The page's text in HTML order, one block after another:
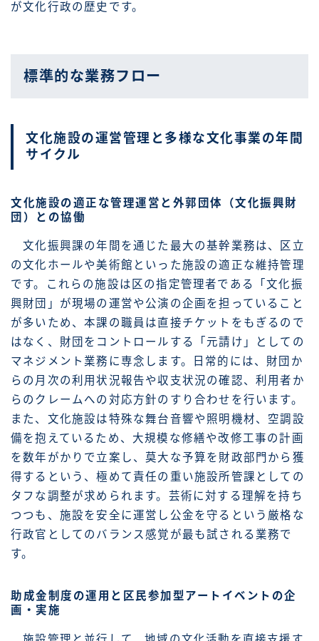
が文化行政の歴史です。
標準的な業務フロー
文化施設の運営管理と多様な文化事業の年間
サイクル
文化施設の適正な管理運営と外郭団体（文化振興財
団）との協働
文化振興課の年間を通じた最大の基幹業務は、区立
の文化ホールや美術館といった施設の適正な維持管理
です。これらの施設は区の指定管理者である「文化振
興財団」が現場の運営や公演の企画を担っていること
が多いため、本課の職員は直接チケットをもぎるので
はなく、財団をコントロールする「元請け」としての
マネジメント業務に専念します。日常的には、財団か
らの月次の利用状況報告や収支状況の確認、利用者か
らのクレームへの対応方針のすり合わせを行います。
また、文化施設は特殊な舞台音響や照明機材、空調設
備を抱えているため、大規模な修繕や改修工事の計画
を数年がかりで立案し、莫大な予算を財政部門から獲
得するという、極めて責任の重い施設所管課としての
タフな調整が求められます。芸術に対する理解を持ち
つつも、施設を安全に運営し公金を守るという厳格な
行政官としてのバランス感覚が最も試される業務で
す。
助成金制度の運用と区民参加型アートイベントの企
画・実施